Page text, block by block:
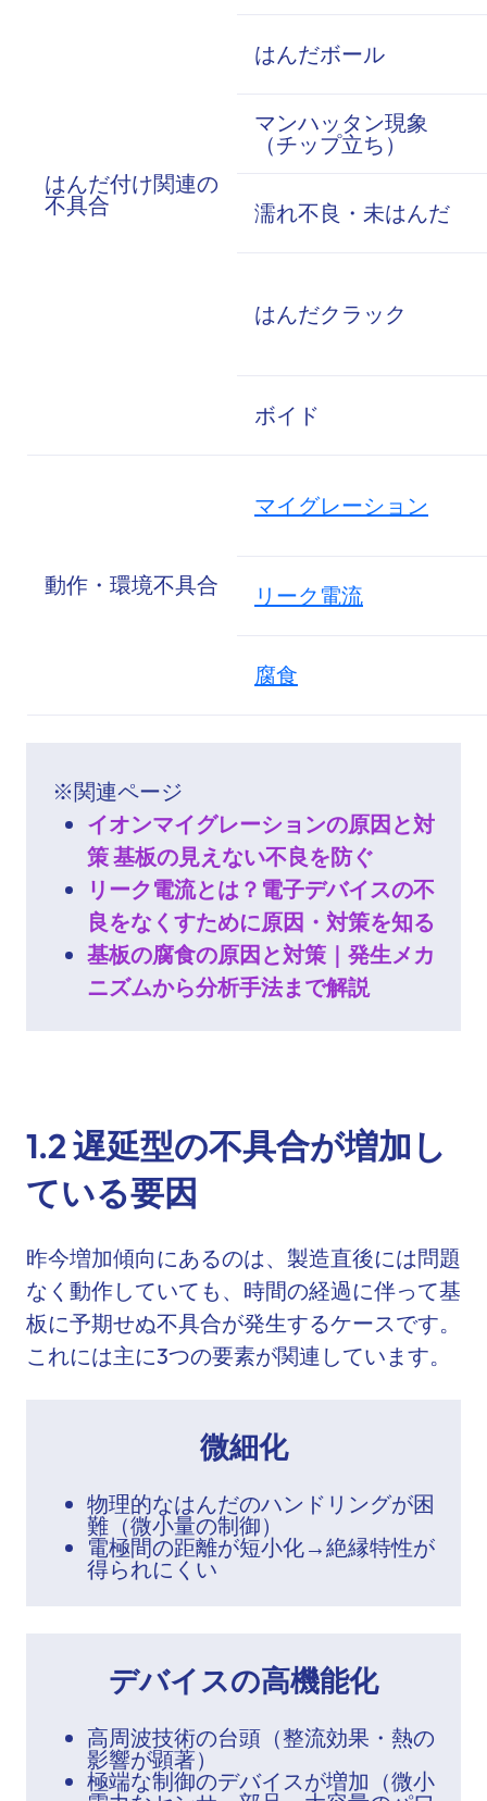
はんだ付け関連の
不具合
はんだボール
マンハッタン現象
（チップ立ち）
濡れ不良・未はんだ
はんだクラック
ボイド
動作・環境不具合
マイグレーション
リーク電流
腐食
※関連ページ
イオンマイグレーションの原因と対
策 基板の見えない不良を防ぐ
リーク電流とは？電子デバイスの不
良をなくすために原因・対策を知る
基板の腐食の原因と対策｜発生メカ
ニズムから分析手法まで解説
1.2遅延型の不具合が増加し
ている要因
昨今増加傾向にあるのは、製造直後には問題
なく動作していても、時間の経過に伴って基
板に予期せぬ不具合が発生するケースです。
これには主に3つの要素が関連しています。
微細化
物理的なはんだのハンドリングが困
難（微小量の制御）
電極間の距離が短小化→絶縁特性が
得られにくい
デバイスの高機能化
高周波技術の台頭（整流効果・熱の
影響が顕著）
極端な制御のデバイスが増加（微小